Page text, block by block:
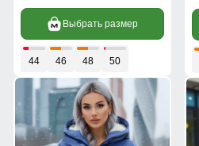
Выбрать размер
44 46 48 50